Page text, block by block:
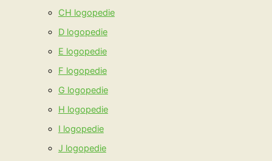
CH logopedie
D logopedie
E logopedie
F logopedie
G logopedie
H logopedie
I logopedie
J logopedie